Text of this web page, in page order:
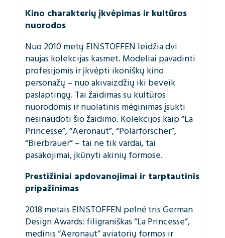
Kino charakterių įkvėpimas ir kultūros
nuorodos
Nuo 2010 metų EINSTOFFEN leidžia dvi
naujas kolekcijas kasmet. Modeliai pavadinti
profesijomis ir įkvėpti ikoniškų kino
personažų – nuo akivaizdžių iki beveik
paslaptingų. Tai žaidimas su kultūros
nuorodomis ir nuolatinis mėginimas įsukti
nesinaudoti šio žaidimo. Kolekcijos kaip “La
Princesse”, “Aeronaut”, “Polarforscher”,
“Bierbrauer” – tai ne tik vardai, tai
pasakojimai, įkūnyti akinių formose.
Prestižiniai apdovanojimai ir tarptautinis
pripažinimas
2018 metais EINSTOFFEN pelnė tris German
Design Awards: filigraniškas “La Princesse”,
medinis “Aeronaut” aviatorių formos ir